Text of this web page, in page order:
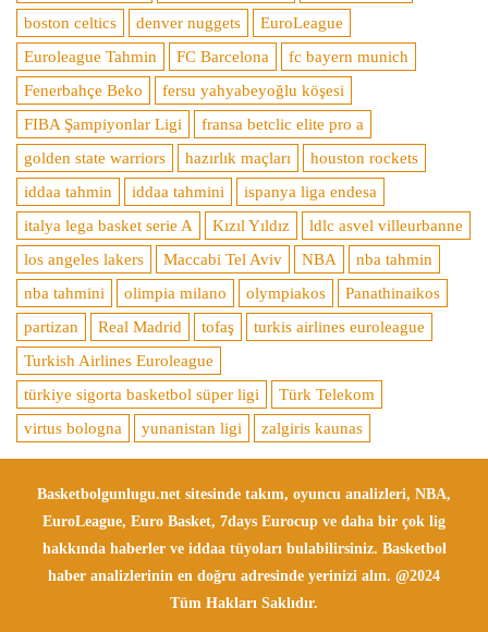
boston celtics
denver nuggets
EuroLeague
Euroleague Tahmin
FC Barcelona
fc bayern munich
Fenerbahçe Beko
fersu yahyabeyoğlu köşesi
FIBA Şampiyonlar Ligi
fransa betclic elite pro a
golden state warriors
hazırlık maçları
houston rockets
iddaa tahmin
iddaa tahmini
ispanya liga endesa
italya lega basket serie A
Kızıl Yıldız
ldlc asvel villeurbanne
los angeles lakers
Maccabi Tel Aviv NBA
nba tahmin
nba tahmini
olimpia milano olympiakos
Panathinaikos
partizan
Real Madrid tofaş
turkis airlines euroleague
Turkish Airlines Euroleague
türkiye sigorta basketbol süper ligi
Türk Telekom
virtus bologna
yunanistan ligi zalgiris kaunas
Basketbolgunlugu.net sitesinde takım, oyuncu analizleri, NBA,
EuroLeague, Euro Basket, 7days Eurocup ve daha bir çok lig
hakkında haberler ve iddaa tüyoları bulabilirsiniz. Basketbol
haber analizlerinin en doğru adresinde yerinizi alın. @2024
Tüm Hakları Saklıdır.